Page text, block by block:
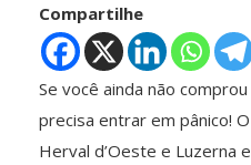
Compartilhe
Se você ainda não
precisa entrar em pânico!
Herval d’Oeste e Luzerna